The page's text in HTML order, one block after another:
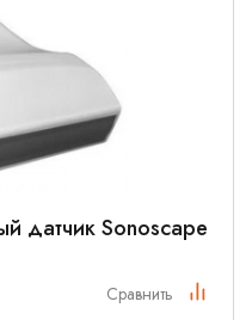
датчик Sonoscape
Сравнить